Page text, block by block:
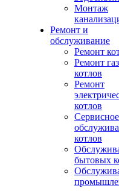
Монтаж
Ремонт и
обслуживание
Ремонт
Ремонт
котлов
Ремонт
котлов
Сервисное
котлов
бытовых